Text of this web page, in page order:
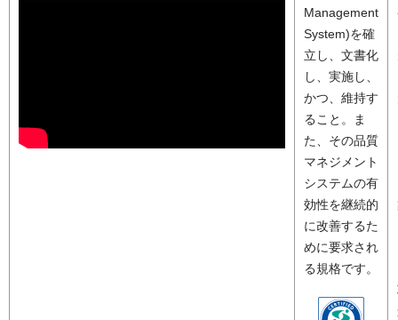
Management
System)を確
立し、文書化
し、実施し、
かつ、維持す
ること。ま
た、その品質
マネジメント
システムの有
効性を継続的
に改善するた
めに要求され
る規格です。